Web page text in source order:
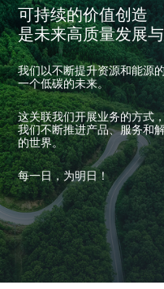
可持续的价值创造
是未来高质量发展
我们以不断提升资源和能源
一个低碳的未来。
这关联我们开展业务的方式
我们不断推进产品、服务和
的世界。
每一日，为明日！